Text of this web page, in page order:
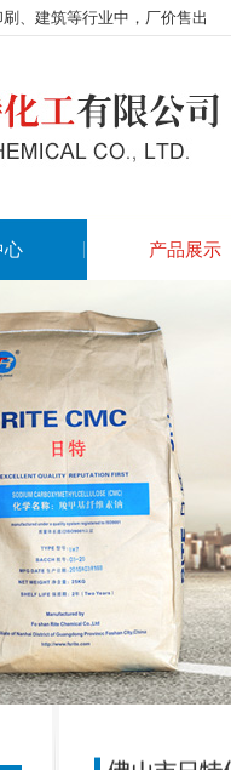
、建筑等行业中，厂价售出
心 产品展示